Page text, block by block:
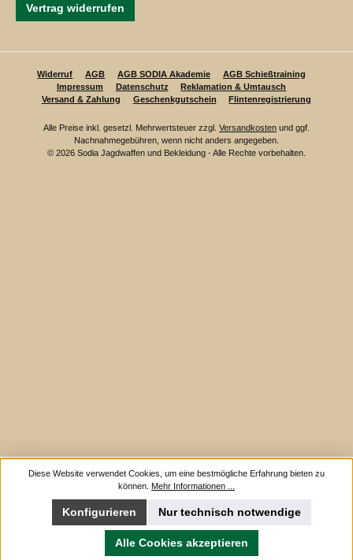
Vertrag widerrufen
Widerruf AGB AGB SODIA Akademie
AGB Schießtraining
Impressum
Datenschutz
Reklamation & Umtausch
Versand & Zahlung
Geschenkgutschein Flintenregistrierung
Alle Preise inkl. gesetzl. Mehrwertsteuer zzgl. Versandkosten und ggf.
Nachnahmegebühren, wenn nicht anders angegeben.
© 2026 Sodia Jagdwaffen und Bekleidung - Alle Rechte vorbehalten.
Diese Website verwendet Cookies, um eine bestmögliche Erfahrung bieten zu
können. Mehr Informationen ...
Nur technisch notwendige
Konfigurieren
Alle Cookies akzeptieren